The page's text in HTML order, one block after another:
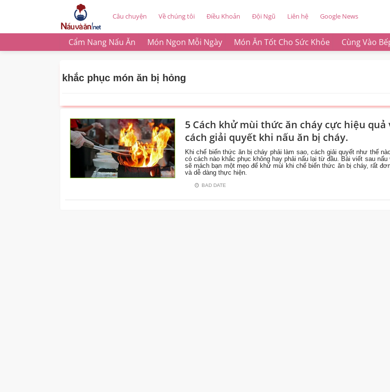
Câu chuyện Về chúng tôi Điều Khoản Đội Ngũ Liên hệ Google News
Cẩm Nang Nấu Ăn Món Ngon Mỗi Ngày Món Ăn Tốt Cho Sức Khỏe Cùng Vào
khắc phục món ăn bị hỏng
MẸO
VẶT
5 Cách khử mùi thức ăn cháy cực hiệu quả
cách giải quyết khi nấu ăn bị cháy.
Khi chế biến thức ăn bị cháy phải làm sao, cách giải quyết như thế
có cách nào khắc phục không hay phải nấu lại từ đầu. Bài viết sau nấu
sẽ mách bạn một mẹo để khử mùi khi chế biến thức ăn bị cháy, rất
và dễ dàng thực hiện.
BAD DATE